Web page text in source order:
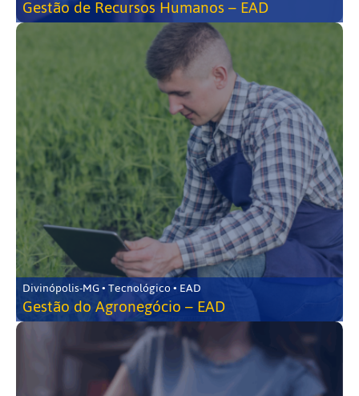
Gestão de Recursos Humanos – EAD
Divinópolis-MG • Tecnológico • EAD
Gestão do Agronegócio – EAD